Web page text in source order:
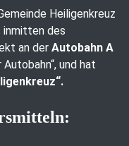
Heiligenkreuz
inmitten des
an der Autobahn A
und hat